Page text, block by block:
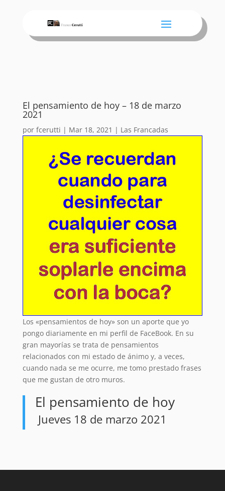
El pensamiento de hoy – 18 de marzo
2021
por fcerutti | Mar 18, 2021 | Las Francadas
Los «pensamientos de hoy» son un aporte que yo
pongo diariamente en mi perfil de FaceBook. En su
gran mayorías se trata de pensamientos
relacionados con mi estado de ánimo y, a veces,
cuando nada se me ocurre, me tomo prestado frases
que me gustan de otro muros.
El pensamiento de hoy
Jueves 18 de marzo 2021